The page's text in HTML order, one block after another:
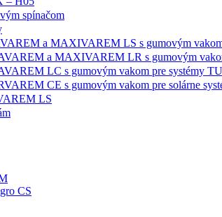
spínačom
a MAXIVAREM LS s gumovým
a MAXIVAREM LR s gumovým
LC s gumovým vakom pre systémy
CE s gumovým vakom pre solárne
LS